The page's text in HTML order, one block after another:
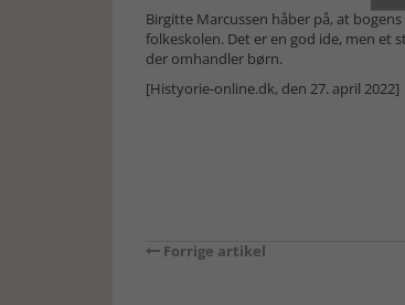
Birgitte Marcussen håber på, at
folkeskolen. Det er en god ide, men
der omhandler børn.
[Histyorie-online.dk, den 27. april 2022]
Forrige artikel